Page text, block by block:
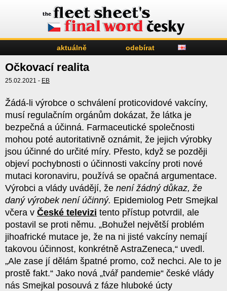
aktuálně odebírat
Očkovací realita
25.02.2021 - EB
Žádá-li výrobce o schválení proticovidové vakcíny,
musí regulačním orgánům dokázat, že látka je
bezpečná a účinná. Farmaceutické společnosti
mohou poté autoritativně oznámit, že jejich výrobky
jsou účinné do určité míry. Přesto, když se později
objeví pochybnosti o účinnosti vakcíny proti nové
mutaci koronaviru, používá se opačná argumentace.
Výrobci a vlády uvádějí, že není žádný důkaz, že
daný výrobek není účinný. Epidemiolog Petr Smejkal
včera v České televizi tento přístup potvrdil, ale
postavil se proti němu. „Bohužel největší problém
jihoafrické mutace je, že na ni jisté vakcíny nemají
takovou účinnost, konkrétně AstraZeneca,“ uvedl.
„Ale zase jí dělám špatné promo, což nechci. Ale to je
prostě fakt.“ Jako nová „tvář pandemie“ české vlády
nás Smejkal posouvá z fáze hluboké úcty